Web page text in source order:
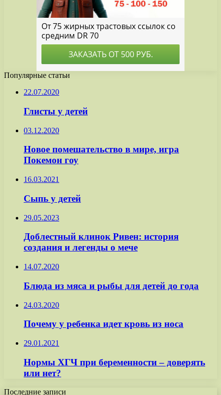
Популярные статьи
22.07.2020
Глисты у детей
03.12.2020
Новое помешательство в мире, игра
Покемон гоу
16.03.2021
Сыпь у детей
29.05.2023
Доблестный клинок Ривен: история
создания и легенды о мече
14.07.2020
Блюда из мяса и рыбы для детей до года
24.03.2020
Почему у ребенка идет кровь из носа
29.01.2021
Нормы ХГЧ при беременности – доверять
или нет?
Последние записи